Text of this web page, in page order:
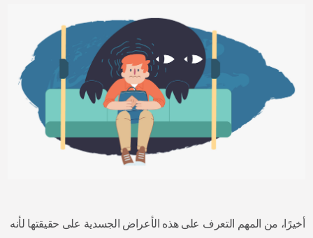
أخيرًا، من المهم التعرف على هذه الأعراض الجسدية على حقيقتها لأنه